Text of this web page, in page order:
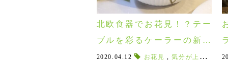
北欧食器でお花見！？テー
ブルを彩るケーラーの新作
ハンマースホイ ポピー！！
2020.04.12 お花見 ,気分が上がる食器